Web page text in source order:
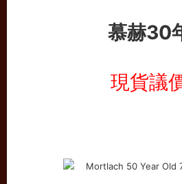
慕赫30
現貨議